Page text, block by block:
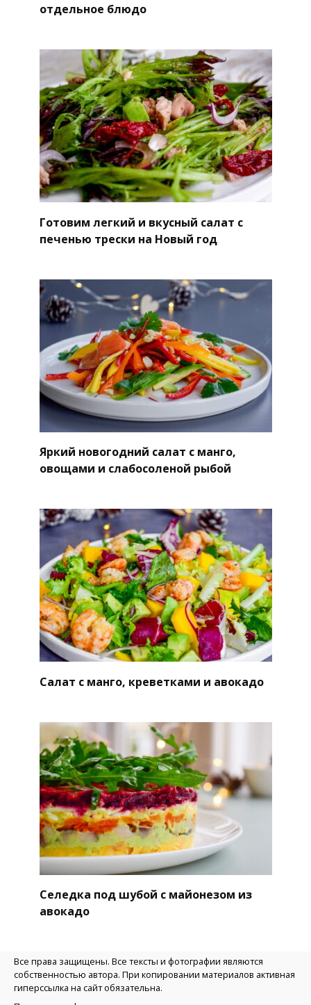
отдельное блюдо
Готовим легкий и вкусный салат с
печенью трески на Новый год
Яркий новогодний салат с манго,
овощами и слабосоленой рыбой
Салат с манго, креветками и авокадо
Селедка под шубой с майонезом из
авокадо
Все права защищены. Все тексты и фотографии являются
собственностью автора. При копировании материалов активная
гиперссылка на сайт обязательна.